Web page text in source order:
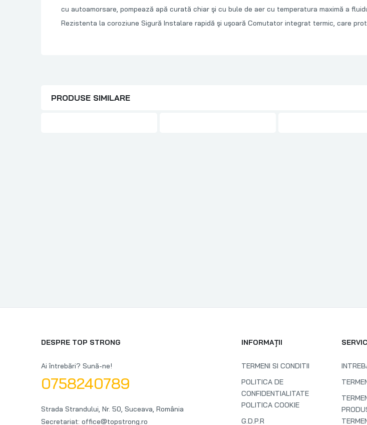
cu autoamorsare, pompează apă curată chiar şi cu bule de aer cu temperatura maximă a
Rezistenta la coroziune Sigură Instalare rapidă şi uşoară Comutator integrat termic, care
PRODUSE SIMILARE
DESPRE TOP STRONG
Ai întrebări? Sună-ne!
0758240789
Strada Strandului, Nr. 50, Suceava, România
Secretariat: office@topstrong.ro
INFORMAȚII
TERMENI SI CONDITII
POLITICA DE
CONFIDENTIALITATE
POLITICA COOKIE
G.D.P.R